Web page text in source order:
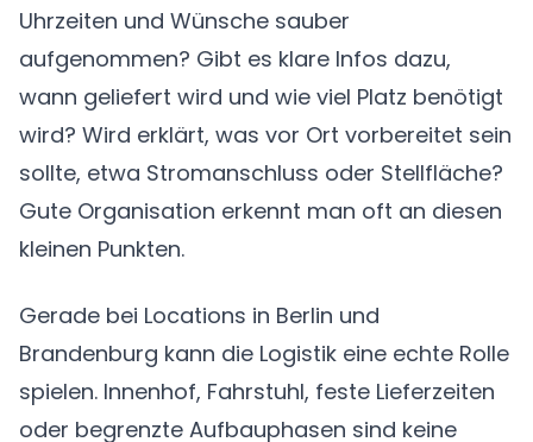
Uhrzeiten und Wünsche sauber
aufgenommen? Gibt es klare Infos dazu,
wann geliefert wird und wie viel Platz benötigt
wird? Wird erklärt, was vor Ort vorbereitet sein
sollte, etwa Stromanschluss oder Stellfläche?
Gute Organisation erkennt man oft an diesen
kleinen Punkten.
Gerade bei Locations in Berlin und
Brandenburg kann die Logistik eine echte Rolle
spielen. Innenhof, Fahrstuhl, feste Lieferzeiten
oder begrenzte Aufbauphasen sind keine